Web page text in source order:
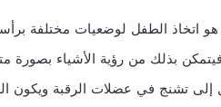
اتخاذ الطفل لوضعيات مختلفة
بذلك من رؤية الأشياء بصورة
تشنج في عضلات الرقبة ويكون